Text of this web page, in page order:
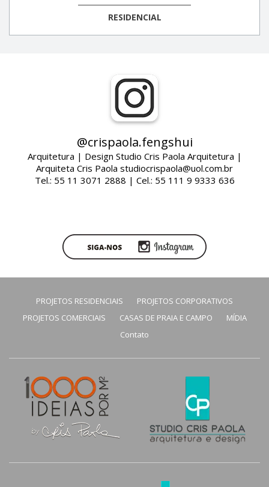
RESIDENCIAL
@crispaola.fengshui
Arquitetura | Design Studio Cris Paola Arquitetura |
Arquiteta Cris Paola studiocrispaola@uol.com.br
Tel.: 55 11 3071 2888 | Cel.: 55 111 9 9333 636
PROJETOS RESIDENCIAIS
PROJETOS CORPORATIVOS
PROJETOS COMERCIAIS
CASAS DE PRAIA E CAMPO
MÍDIA
Contato